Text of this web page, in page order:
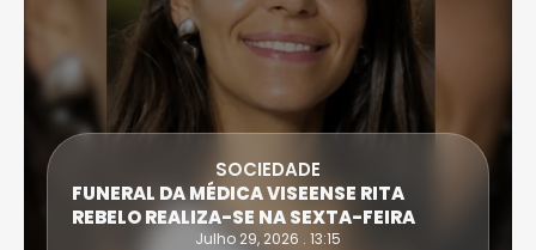
SOCIEDADE
FUNERAL DA MÉDICA VISEENSE RITA
REBELO REALIZA-SE NA SEXTA-FEIRA
Julho 29, 2026 . 13:15